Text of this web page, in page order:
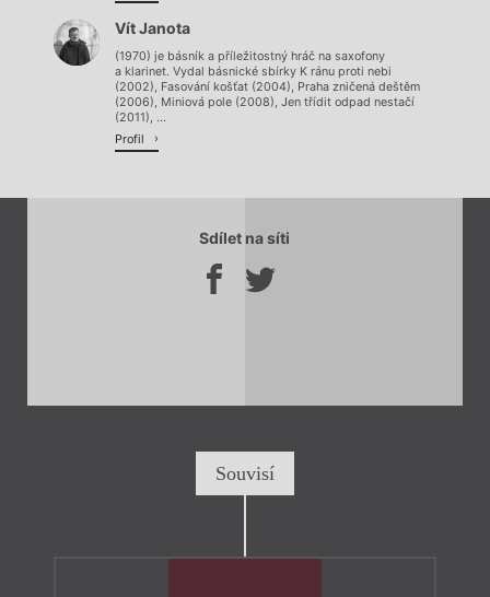
Vít Janota
(1970) je básník a příležitostný hráč na saxofony
a klarinet. Vydal básnické sbírky K ránu proti nebi
(2002), Fasování košťat (2004), Praha zničená deštěm
(2006), Miniová pole (2008), Jen třídit odpad nestačí
(2011), ...
Profil
Sdílet na síti
Souvisí